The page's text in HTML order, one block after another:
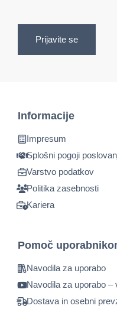
Prijavite se
Informacije
Impresum
Splošni pogoji
Varstvo podatkov
Politika zasebnosti
Kariera
Pomoč
Navodila za uporabo
Navodila za uporabo –
Dostava in osebni